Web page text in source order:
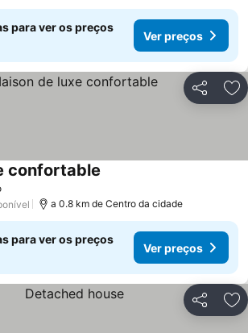
para ver os preços
Ver preços
Partilhar
confortable
a 0.8 km de Centro da cidade
para ver os preços
Ver preços
Partilhar